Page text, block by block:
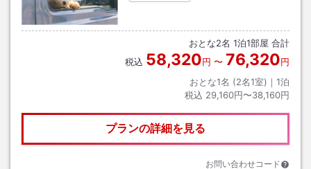
おとな2名 1泊1部屋 合計
税込 58,320円 〜 76,320円
おとな1名 (2名1室)｜ 1泊
税込 29,160円〜38,160円
プランの詳細を見る
お問い合わせコード